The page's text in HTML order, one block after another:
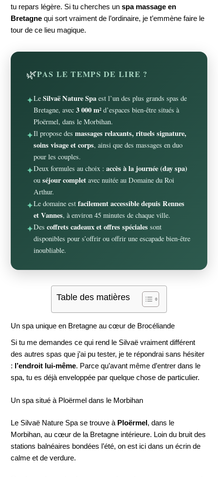
tu repars légère. Si tu cherches unspa massage en
Bretagne qui sort vraiment de l’ordinaire, je t’emmène faire le
tour de ce lieu magique.
🌿PAS LE TEMPS DE LIRE ?
✦LeSilvaë Nature Spa est l’un des plus grands spas de
Bretagne, avec3 000 m²d’espaces bien-être situés à
Ploërmel, dans le Morbihan.
✦Il propose desmassages relaxants, rituels signature,
soins visage et corps, ainsi que des massages en duo
pour les couples.
✦Deux formules au choix :accès à la journée (day spa)
ouséjour complet avec nuitée au Domaine du Roi
Arthur.
✦Le domaine estfacilement accessible depuis Rennes
et Vannes, à environ 45 minutes de chaque ville.
✦Descoffrets cadeaux et offres spéciales sont
disponibles pour s’offrir ou offrir une escapade bien-être
inoubliable.
Table des matières
Un spa unique en Bretagne au cœur de Brocéliande
Si tu me demandes ce qui rend le Silvaë vraiment différent
des autres spas que j’ai pu tester, je te répondrai sans hésiter
:
l’endroit lui-même. Parce qu’avant même d’entrer dans le
spa, tu es déjà enveloppée par quelque chose de particulier.
Un spa situé à Ploërmel dans le Morbihan
Le Silvaë Nature Spa se trouve à Ploërmel , dans le
Morbihan, au cœur de la Bretagne intérieure. Loin du bruit des
stations balnéaires bondées l’été, on est ici dans un écrin de
calme et de verdure.